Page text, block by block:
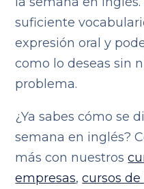
suficiente
expresión oral y
como lo deseas sin
problema.
¿Ya sabes cómo se
semana en inglés?
más con nuestros
empresas,cursos